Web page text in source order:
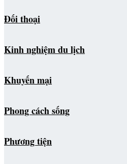
Đối thoại
Kinh nghiệm du lịch
Khuyến mại
Phong cách sống
Phương tiện